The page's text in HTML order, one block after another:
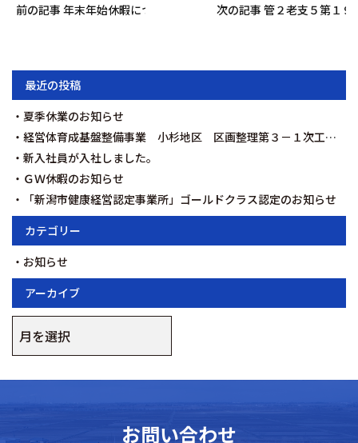
前の記事 年末年始休暇について 次の記事 管２老支５第１
最近の投稿
夏季休業のお知らせ
経営体育成基盤整備事業 小杉地区 区画整理第３－１次工事を契約いたしました。
新入社員が入社しました。
ＧＷ休暇のお知らせ
「新潟市健康経営認定事業所」ゴールドクラス認定のお知らせ
カテゴリー
お知らせ
アーカイブ
ー
カ
お問い合わせ